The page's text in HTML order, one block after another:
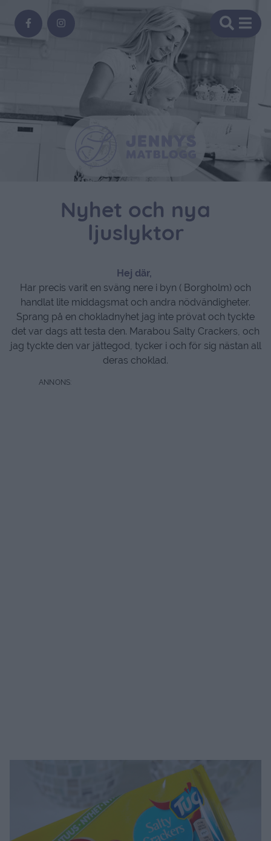
Nyhet och nya
ljuslyktor
Hej där,
Har precis varit en sväng nere i byn ( Borgholm) och
handlat lite middagsmat och andra nödvändigheter.
Sprang på en chokladnyhet jag inte prövat och tyckte
det var dags att testa den. Marabou Salty Crackers, och
jag tyckte den var jättegod, tycker i och för sig nästan all
deras choklad.